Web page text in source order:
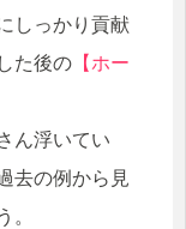
しっかり貢献
た後の 【ホー
ん浮いてい
去の例から見
。